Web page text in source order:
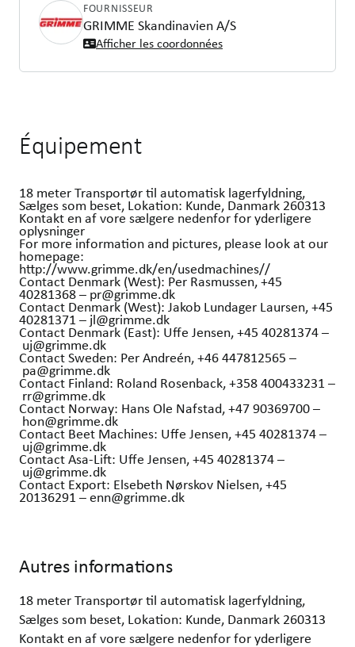
FOURNISSEUR
GRIMME Skandinavien A/S
Afficher les coordonnées
Équipement
18 meter Transportør til automatisk lagerfyldning,
Sælges som beset, Lokation: Kunde, Danmark 260313
Kontakt en af vore sælgere nedenfor for yderligere
oplysninger
For more information and pictures, please look at our
homepage:
http://www.grimme.dk/en/usedmachines//
Contact Denmark (West): Per Rasmussen, +45
40281368 – pr@grimme.dk
Contact Denmark (West): Jakob Lundager Laursen, +45
40281371 – jl@grimme.dk
Contact Denmark (East): Uffe Jensen, +45 40281374 –
uj@grimme.dk
Contact Sweden: Per Andreén, +46 447812565 –
pa@grimme.dk
Contact Finland: Roland Rosenback, +358 400433231 –
rr@grimme.dk
Contact Norway: Hans Ole Nafstad, +47 90369700 –
hon@grimme.dk
Contact Beet Machines: Uffe Jensen, +45 40281374 –
uj@grimme.dk
Contact Asa-Lift: Uffe Jensen, +45 40281374 –
uj@grimme.dk
Contact Export: Elsebeth Nørskov Nielsen, +45
20136291 – enn@grimme.dk
Autres informations
18 meter Transportør til automatisk lagerfyldning,
Sælges som beset, Lokation: Kunde, Danmark 260313
Kontakt en af vore sælgere nedenfor for yderligere